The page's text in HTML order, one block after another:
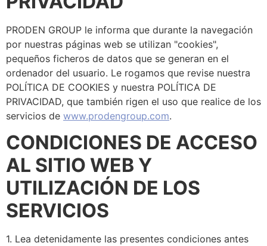
PRODEN GROUP le informa que durante la navegación
por nuestras páginas web se utilizan "cookies",
pequeños ficheros de datos que se generan en el
ordenador del usuario. Le rogamos que revise nuestra
POLÍTICA DE COOKIES y nuestra POLÍTICA DE
PRIVACIDAD, que también rigen el uso que realice de los
servicios de www.prodengroup.com.
CONDICIONES DE ACCESO
AL SITIO WEB Y
UTILIZACIÓN DE LOS
SERVICIOS
1. Lea detenidamente las presentes condiciones antes